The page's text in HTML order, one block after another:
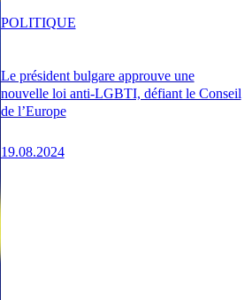
Le président bulgare approuve une
nouvelle loi anti-LGBTI, défiant le Conseil
de l’Europe
19.08.2024
POLITIQUE